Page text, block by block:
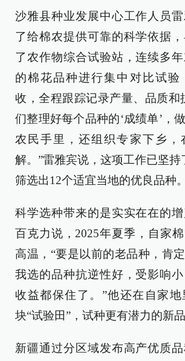
沙雅县种业发展中心工作人员
了给棉农提供可靠的科学依据
了农作物综合试验站，连续多
的棉花品种进行集中对比试验
收，全程跟踪记录产量、品质和
们整理好每个品种的‘成绩单’，
农民手里，还组织专家下乡，
解。”雷雅宾说，这项工作已坚持
筛选出12个适宜当地的优良品种。
科学选种带来的是实实在在的
百克力说，2025年夏季，自家
高温，“要是以前的老品种，肯
我选的品种抗逆性好，受影响
收益都保住了。”他还在自家
块“试验田”，试种更有潜力的新品
新疆通过分区域发布高产优质